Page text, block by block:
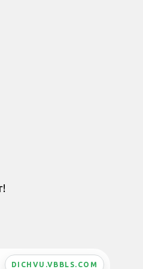
DICHVU.VBBLS.COM